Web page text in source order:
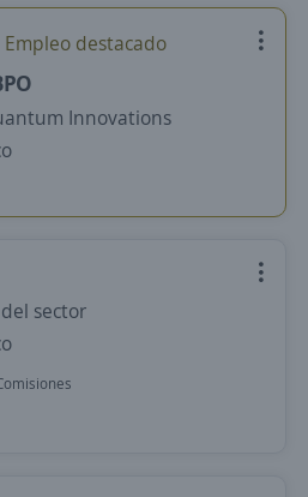
Empleo destacado
Innovations
sector